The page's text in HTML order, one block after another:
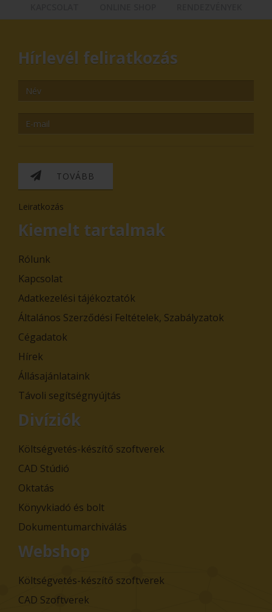
Hírlevél feliratkozás
TOVÁBB
Leiratkozás
Kiemelt tartalmak
Rólunk
Kapcsolat
Adatkezelési tájékoztatók
Általános Szerződési Feltételek, Szabályzatok
Cégadatok
Hírek
Állásajánlataink
Távoli segítségnyújtás
Divíziók
Költségvetés-készítő szoftverek
CAD Stúdió
Oktatás
Könyvkiadó és bolt
Dokumentumarchiválás
Webshop
Költségvetés-készítő szoftverek
CAD Szoftverek